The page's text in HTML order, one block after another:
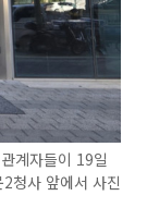
계자들이 19일
청사 앞에서 사진